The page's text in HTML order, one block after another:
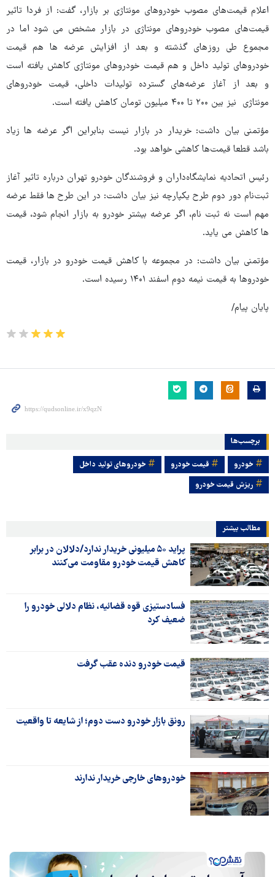
اعلام قیمت‌های مصوب خودروهای مونتاژی بر بازار، گفت: از فردا تاثیر
قیمت‌های مصوب خودروهای مونتاژی در بازار مشخص می شود اما در
مجموع طی روزهای گذشته و بعد از افزایش عرضه ها هم قیمت
خودروهای تولید داخل و هم قیمت خودروهای مونتاژی کاهش یافته است
و بعد از آغاز عرضه‌های گسترده تولیدات داخلی، قیمت خودروهای
مونتاژی نیز بین ۲۰۰ تا ۴۰۰ میلیون تومان کاهش یافته است.
مؤتمنی بیان داشت: خریدار در بازار نیست بنابراین اگر عرضه ها زیاد
باشد قطعا قیمت‌ها کاهشی خواهد بود.
رئیس اتحادیه نمایشگاه‌داران و فروشندگان خودرو تهران درباره تاثیر آغاز
ثبت‌نام دور دوم طرح یکپارچه نیز بیان داشت: در این طرح ها فقط عرضه
مهم است نه ثبت نام، اگر عرضه‌ بیشتر خودرو به بازار انجام شود، قیمت
ها کاهش می یاید.
مؤتمنی بیان داشت: در مجموعه با کاهش قیمت خودرو در بازار، قیمت
خودروها به قیمت نیمه دوم اسفند ۱۴۰۱ رسیده است.
پایان پیام/
برچسب‌ها
خودرو قیمت خودرو
خودروهای تولید داخل
ریزش قیمت خودرو
مطالب بیشتر
پراید ۵۰ میلیونی خریدار ندارد/دلالان در برابر
کاهش قیمت خودرو مقاومت می‌کنند
فسادستیزی قوه قضائیه، نظام دلالی خودرو را
ضعیف کرد
قیمت خودرو دنده عقب گرفت
رونق بازار خودرو دست دوم؛ از شایعه تا واقعیت
خودروهای خارجی خریدار ندارند